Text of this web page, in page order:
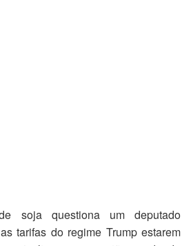
soja questiona um deputado
tarifas do regime Trump estarem